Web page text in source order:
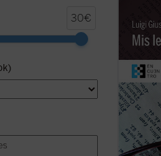
30€
cabo
espíritu
la ...(ver